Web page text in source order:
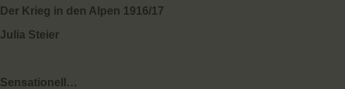
Der Krieg in den Alpen 1916/17
Julia Steier
Sensationell…